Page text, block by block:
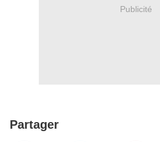
Publicité
Partager